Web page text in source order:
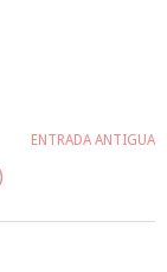
ENTRADA ANTIGUA